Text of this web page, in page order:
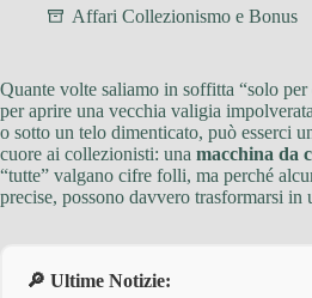
Affari Collezionismo e Bonus
Quante volte saliamo in soffitta “solo
per aprire una vecchia valigia
o sotto un telo dimenticato, può esserci
cuore ai collezionisti: una macchina da
“tutte” valgano cifre folli, ma perché
precise, possono davvero trasformarsi in
🔎 Ultime Notizie: